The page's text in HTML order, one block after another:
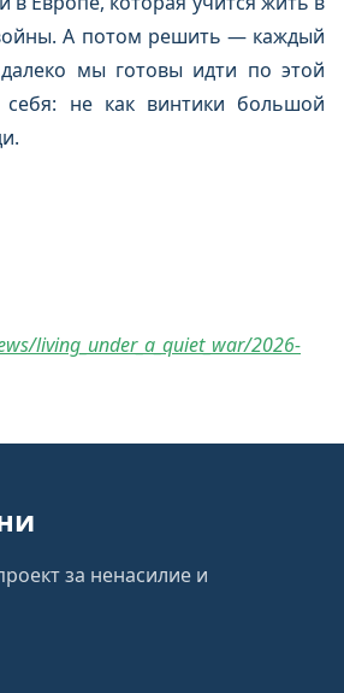
А потом решить — каждый
мы готовы идти по этой
себя: не как винтики большой
living_under_a_quiet_war/2026-
за ненасилие и